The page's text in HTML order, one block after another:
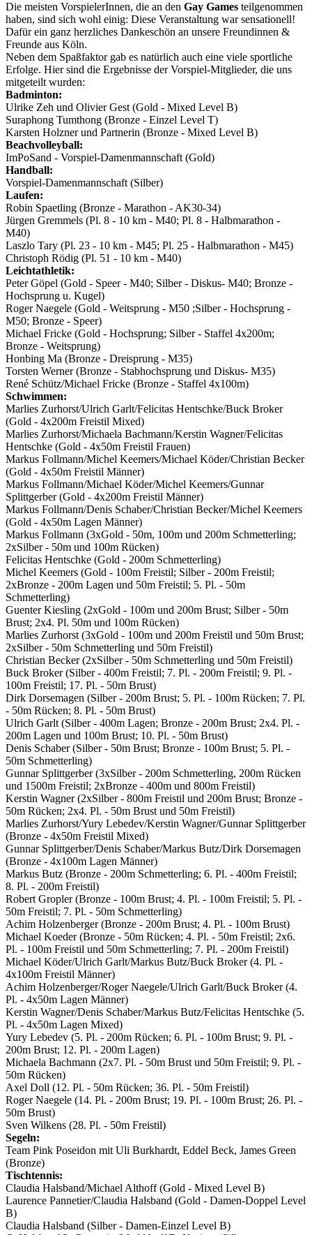
Die meisten VorspielerInnen, die an den Gay Games teilgenommen
haben, sind sich wohl einig: Diese Veranstaltung war sensationell!
Dafür ein ganz herzliches Dankeschön an unsere Freundinnen &
Freunde aus Köln.
Neben dem Spaßfaktor gab es natürlich auch eine viele sportliche
Erfolge. Hier sind die Ergebnisse der Vorspiel-Mitglieder, die uns
mitgeteilt wurden:
Badminton:
Ulrike Zeh und Olivier Gest (Gold - Mixed Level B)
Suraphong Tumthong (Bronze - Einzel Level T)
Karsten Holzner und Partnerin (Bronze - Mixed Level B)
Beachvolleyball:
ImPoSand - Vorspiel-Damenmannschaft (Gold)
Handball:
Vorspiel-Damenmannschaft (Silber)
Laufen:
Robin Spaetling (Bronze - Marathon - AK30-34)
Jürgen Gremmels (Pl. 8 - 10 km - M40; Pl. 8 - Halbmarathon -
M40)
Laszlo Tary (Pl. 23 - 10 km - M45; Pl. 25 - Halbmarathon - M45)
Christoph Rödig (Pl. 51 - 10 km - M40)
Leichtathletik:
Peter Göpel (Gold - Speer - M40; Silber - Diskus- M40; Bronze -
Hochsprung u. Kugel)
Roger Naegele (Gold - Weitsprung - M50 ;Silber - Hochsprung -
M50; Bronze - Speer)
Michael Fricke (Gold - Hochsprung; Silber - Staffel 4x200m;
Bronze - Weitsprung)
Honbing Ma (Bronze - Dreisprung - M35)
Torsten Werner (Bronze - Stabhochsprung und Diskus- M35)
René Schütz/Michael Fricke (Bronze - Staffel 4x100m)
Schwimmen:
Marlies Zurhorst/Ulrich Garlt/Felicitas Hentschke/Buck Broker
(Gold - 4x200m Freistil Mixed)
Marlies Zurhorst/Michaela Bachmann/Kerstin Wagner/Felicitas
Hentschke (Gold - 4x50m Freistil Frauen)
Markus Follmann/Michel Keemers/Michael Köder/Christian Becker
(Gold - 4x50m Freistil Männer)
Markus Follmann/Michael Köder/Michel Keemers/Gunnar
Splittgerber (Gold - 4x200m Freistil Männer)
Markus Follmann/Denis Schaber/Christian Becker/Michel Keemers
(Gold - 4x50m Lagen Männer)
Markus Follmann (3xGold - 50m, 100m und 200m Schmetterling;
2xSilber - 50m und 100m Rücken)
Felicitas Hentschke (Gold - 200m Schmetterling)
Michel Keemers (Gold - 100m Freistil; Silber - 200m Freistil;
2xBronze - 200m Lagen und 50m Freistil; 5. Pl. - 50m
Schmetterling)
Guenter Kiesling (2xGold - 100m und 200m Brust; Silber - 50m
Brust; 2x4. Pl. 50m und 100m Rücken)
Marlies Zurhorst (3xGold - 100m und 200m Freistil und 50m Brust;
2xSilber - 50m Schmetterling und 50m Freistil)
Christian Becker (2xSilber - 50m Schmetterling und 50m Freistil)
Buck Broker (Silber - 400m Freistil; 7. Pl. - 200m Freistil; 9. Pl. -
100m Freistil; 17. Pl. - 50m Brust)
Dirk Dorsemagen (Silber - 200m Brust; 5. Pl. - 100m Rücken; 7. Pl.
- 50m Rücken; 8. Pl. - 50m Brust)
Ulrich Garlt (Silber - 400m Lagen; Bronze - 200m Brust; 2x4. Pl. -
200m Lagen und 100m Brust; 10. Pl. - 50m Brust)
Denis Schaber (Silber - 50m Brust; Bronze - 100m Brust; 5. Pl. -
50m Schmetterling)
Gunnar Splittgerber (3xSilber - 200m Schmetterling, 200m Rücken
und 1500m Freistil; 2xBronze - 400m und 800m Freistil)
Kerstin Wagner (2xSilber - 800m Freistil und 200m Brust; Bronze -
50m Rücken; 2x4. Pl. - 50m Brust und 50m Freistil)
Marlies Zurhorst/Yury Lebedev/Kerstin Wagner/Gunnar Splittgerber
(Bronze - 4x50m Freistil Mixed)
Gunnar Splittgerber/Denis Schaber/Markus Butz/Dirk Dorsemagen
(Bronze - 4x100m Lagen Männer)
Markus Butz (Bronze - 200m Schmetterling; 6. Pl. - 400m Freistil;
8. Pl. - 200m Freistil)
Robert Gropler (Bronze - 100m Brust; 4. Pl. - 100m Freistil; 5. Pl. -
50m Freistil; 7. Pl. - 50m Schmetterling)
Achim Holzenberger (Bronze - 200m Brust; 4. Pl. - 100m Brust)
Michael Koeder (Bronze - 50m Rücken; 4. Pl. - 50m Freistil; 2x6.
Pl. - 100m Freistil und 50m Schmetterling; 7. Pl. - 200m Freistil)
Michael Köder/Ulrich Garlt/Markus Butz/Buck Broker (4. Pl. -
4x100m Freistil Männer)
Achim Holzenberger/Roger Naegele/Ulrich Garlt/Buck Broker (4.
Pl. - 4x50m Lagen Männer)
Kerstin Wagner/Denis Schaber/Markus Butz/Felicitas Hentschke (5.
Pl. - 4x50m Lagen Mixed)
Yury Lebedev (5. Pl. - 200m Rücken; 6. Pl. - 100m Brust; 9. Pl. -
200m Brust; 12. Pl. - 200m Lagen)
Michaela Bachmann (2x7. Pl. - 50m Brust und 50m Freistil; 9. Pl. -
50m Rücken)
Axel Doll (12. Pl. - 50m Rücken; 36. Pl. - 50m Freistil)
Roger Naegele (14. Pl. - 200m Brust; 19. Pl. - 100m Brust; 26. Pl. -
50m Brust)
Sven Wilkens (28. Pl. - 50m Freistil)
Segeln:
Team Pink Poseidon mit Uli Burkhardt, Eddel Beck, James Green
(Bronze)
Tischtennis:
Claudia Halsband/Michael Althoff (Gold - Mixed Level B)
Laurence Pannetier/Claudia Halsband (Gold - Damen-Doppel Level
B)
Claudia Halsband (Silber - Damen-Einzel Level B)